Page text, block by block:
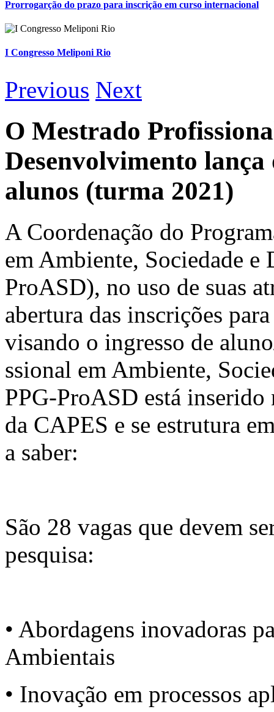
Prorrogarção do prazo para inscrição em curso internacional
I Congresso Meliponi Rio
Previous Next
O Mestrado
Desenvolvimento
alunos (turma 2021)
A Coordenação do
em Ambiente, Sociedade
ProASD), no uso de suas
abertura das inscrições
visando o ingresso de
ssional em Ambiente,
PPG-ProASD está inserido
da CAPES e se estrutura
a saber:
São 28 vagas que devem
pesquisa:
• Abordagens inovadoras
Ambientais
• Inovação em processos